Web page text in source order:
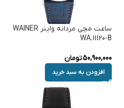
ساعت مچی مردانه واینر WAINER
WA.11120-B
50,900,000تومان
افزودن به سبد خرید